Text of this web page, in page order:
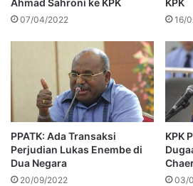
Ahmad Sahroni ke KPK
07/04/2022
KPK
16/
PPATK: Ada Transaksi
Perjudian Lukas Enembe di
Dua Negara
20/09/2022
KPK
03/